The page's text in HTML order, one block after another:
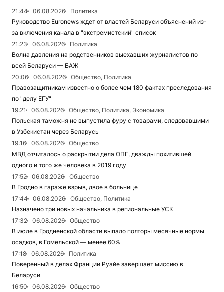
21:44 06.08.2026
Политика
Руководство Euronews ждет от властей Беларуси объяснений из-
за включения канала в "экстремистский" список
21:23
06.08.2026
Политика
Волна давления на родственников выехавших журналистов по
всей Беларуси — БАЖ
20:06
06.08.2026
Общество, Политика
Правозащитникам известно о более чем 180 фактах преследования
по "делу ЕГУ"
19:21
06.08.2026
Общество, Политика, Экономика
Польская таможня не выпустила фуру с товарами, следовавшими
в Узбекистан через Беларусь
19:16
06.08.2026
Общество
МВД отчиталось о раскрытии дела ОПГ, дважды похитившей
одного и того же человека в 2019 году
17:52
06.08.2026
Общество
В Гродно в гараже взрыв, двое в больнице
17:44
06.08.2026
Общество, Политика
Назначено три новых начальника в региональные УСК
17:32
06.08.2026
Общество
В июле в Гродненской области выпало полторы месячные нормы
осадков, в Гомельской — менее 60%
17:18
06.08.2026
Политика
Поверенный в делах Франции Руайе завершает миссию в
Беларуси
16:50
06.08.2026
Общество